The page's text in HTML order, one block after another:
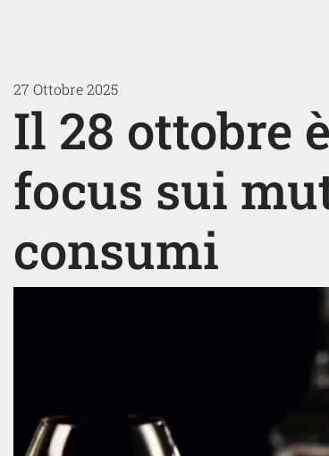
27 Ottobre 2025
Il 28 ottobre
focus sui
consumi